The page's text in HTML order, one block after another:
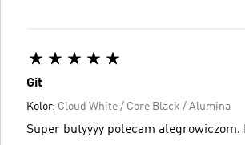
Git
Kolor: Cloud White / Core Black / Alumina
Super butyyyy polecam alegrowiczom.